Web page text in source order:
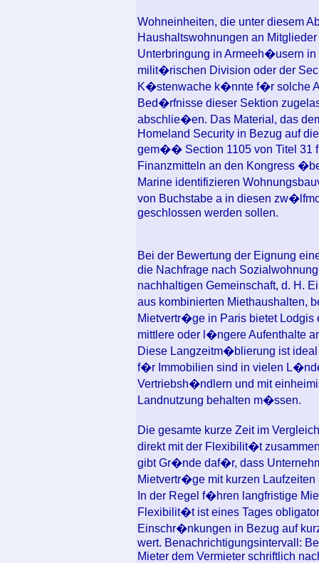
Wohneinheiten, die unter diesem
Haushaltswohnungen an
Unterbringung in Armeeh�usern
milit�rischen Division oder der
K�stenwache k�nnte f�r solche
Bed�rfnisse dieser Sektion
abschlie�en. Das Material, das
Homeland Security in Bezug auf
gem�� Section 1105 von Titel 31
Finanzmitteln an den Kongress
Marine identifizieren
von Buchstabe a in diesen
geschlossen werden sollen.
Bei der Bewertung der Eignung
die Nachfrage nach
nachhaltigen Gemeinschaft, d. H.
aus kombinierten
Mietvertr�ge in Paris bietet
mittlere oder l�ngere Aufenthalte
Diese Langzeitm�blierung ist
f�r Immobilien sind in vielen
Vertriebsh�ndlern und mit
Landnutzung behalten m�ssen.
Die gesamte kurze Zeit im
direkt mit der Flexibilit�t
gibt Gr�nde daf�r, dass
Mietvertr�ge mit kurzen
In der Regel f�hren langfristige
Flexibilit�t ist eines Tages
Einschr�nkungen in Bezug auf
wert. Benachrichtigungsintervall:
Mieter dem Vermieter schriftlich